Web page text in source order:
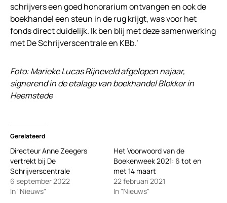
schrijvers een goed honorarium ontvangen en ook de
boekhandel een steun in de rug krijgt, was voor het
fonds direct duidelijk. Ik ben blij met deze samenwerking
met De Schrijverscentrale en KBb.’
Foto: Marieke Lucas Rijneveld afgelopen najaar,
signerend in de etalage van boekhandel Blokker in
Heemstede
Gerelateerd
Directeur Anne Zeegers
vertrekt bij De
Schrijverscentrale
6 september 2022
In "Nieuws"
Het Voorwoord van de
Boekenweek 2021: 6 tot en
met 14 maart
22 februari 2021
In "Nieuws"